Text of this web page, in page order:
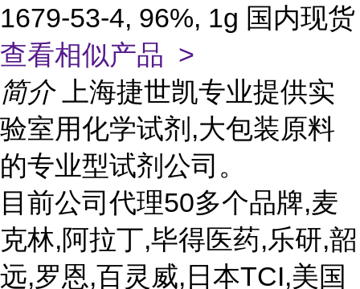
1679-53-4, 96%, 1g 国内现货
查看相似产品 >
简介
上海捷世凯专业提供实
验室用化学试剂,大包装原料
的专业型试剂公司。
目前公司代理50多个品牌,麦
克林,阿拉丁,毕得医药,乐研,韶
远,罗恩,百灵威,日本TCI,美国